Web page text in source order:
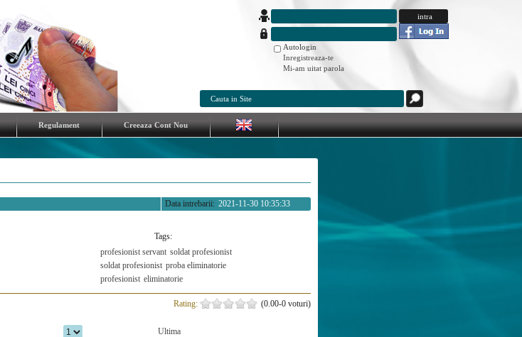
Autologin
Inregistreaza-te
Mi-am uitat parola
Regulament Creeaza Cont Nou
2021-11-30 10:35:33
Data intrebarii:
Tags:
profesionist servant soldat profesionist
soldat profesionist proba eliminatorie
profesionist eliminatorie
(0.00-0 voturi)
Rating:
Ultima